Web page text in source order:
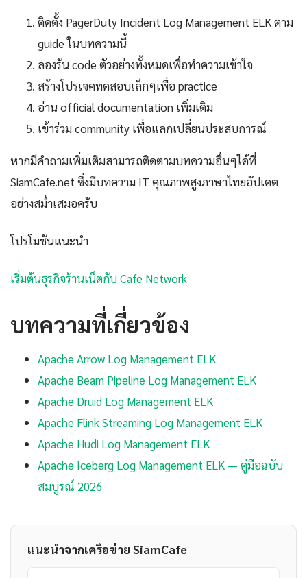
ติดตั้ง PagerDuty Incident Log Management ELK ตาม
guide ในบทความนี้
ลองรัน code ตัวอย่างทั้งหมดเพื่อทำความเข้าใจ
สร้างโปรเจคทดสอบเล็กๆเพื่อ practice
อ่าน official documentation เพิ่มเติม
เข้าร่วม community เพื่อแลกเปลี่ยนประสบการณ์
หากมีคำถามเพิ่มเติมสามารถติดตามบทความอื่นๆได้ที่
SiamCafe.net ซึ่งมีบทความ IT คุณภาพสูงภาษาไทยอัปเดต
อย่างสม่ำเสมอครับ
โปรโมชันแนะนำ
เริ่มต้นธุรกิจร้านเน็ตกับ Cafe Network
บทความที่เกี่ยวข้อง
Apache Arrow Log Management ELK
Apache Beam Pipeline Log Management ELK
Apache Druid Log Management ELK
Apache Flink Streaming Log Management ELK
Apache Hudi Log Management ELK
Apache Iceberg Log Management ELK — คู่มือฉบับ
สมบูรณ์ 2026
แนะนำจากเครือข่าย SiamCafe